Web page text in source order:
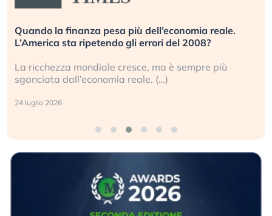
Quando la finanza pesa più dell’economia reale.
L’America sta ripetendo gli errori del 2008?
La ricchezza mondiale cresce, ma è sempre più
sganciata dall’economia reale. (…)
24 luglio 2026